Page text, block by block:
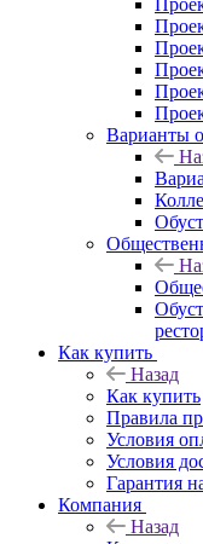
Варианты
Как купить
Назад
Как купить
Правила
Условия
Условия
Гарантия
Компания
Назад